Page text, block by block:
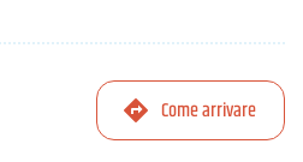
Come arrivare